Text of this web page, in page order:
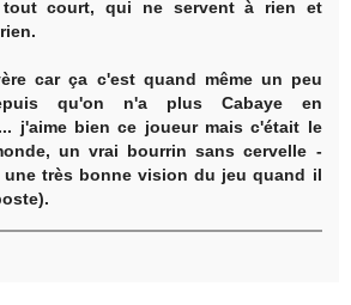
court, qui ne servent à rien et
car ça c'est quand même un peu
qu'on n'a plus Cabaye en
j'aime bien ce joueur mais c'était le
un vrai bourrin sans cervelle -
très bonne vision du jeu quand il